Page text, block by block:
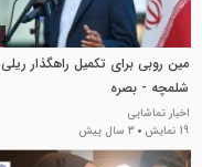
مین روبی برای تکمیل راهگذار ریلی
شلمچه - بصره
اخبار تماشایی
19 نمایش
3 سال پیش